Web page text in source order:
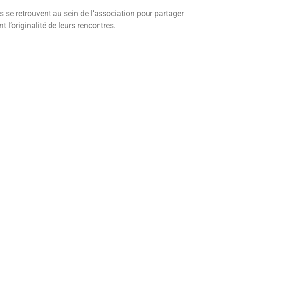
se retrouvent au sein de l’association pour partager
l’originalité de leurs rencontres.